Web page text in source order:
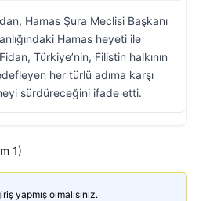
Hamas Şura Meclisi Başkanı
Hamas heyeti ile
Türkiye’nin, Filistin halkının
her türlü adıma karşı
sürdüreceğini ifade etti.
1)
yapmış olmalısınız.